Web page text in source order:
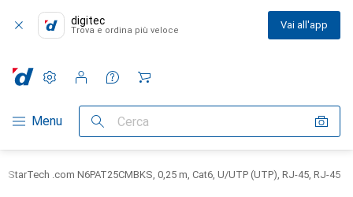
digitec
Trova e ordina più veloce Vai all'app
Categoria Navigazione
Menu Cerca
Impostazioni
Conto cliente
Liste di confronto
Liste dei desideri
Carrello
StarTech .com N6PAT25CMBKS, 0,25 m, Cat6, U/UTP (UTP), RJ-45, RJ-45